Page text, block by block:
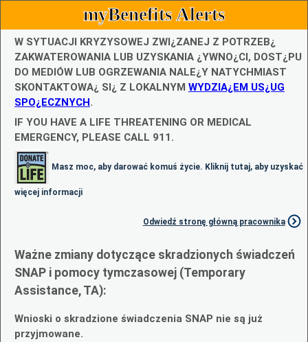
myBenefits Alerts
W SYTUACJI KRYZYSOWEJ ZWI¿ZANEJ Z POTRZEB¿
ZAKWATEROWANIA LUB UZYSKANIA ¿YWNO¿CI, DOST¿PU
DO MEDIÓW LUB OGRZEWANIA NALE¿Y NATYCHMIAST
SKONTAKTOWA¿ SI¿ Z LOKALNYM WYDZIA¿EM US¿UG
SPO¿ECZNYCH.
IF YOU HAVE A LIFE THREATENING OR MEDICAL
EMERGENCY, PLEASE CALL 911.
Masz moc, aby darować komuś życie. Kliknij tutaj, aby uzyskać
więcej informacji
Odwiedź stronę główną pracownika
Ważne zmiany dotyczące skradzionych świadczeń
SNAP i pomocy tymczasowej (Temporary
Assistance, TA):
Wnioski o skradzione świadczenia SNAP nie są już
przyjmowane.